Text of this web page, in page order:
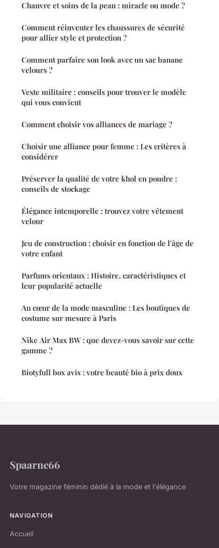
Chanvre et soins de la peau : miracle ou mode ?
Comment réinventer les chaussures de sécurité
pour allier style et protection ?
Comment parfaire son look avec un sac banane
velours ?
Veste militaire : conseils pour trouver le modèle
qui vous convient
Comment choisir vos alliances de mariage ?
Choisir une alliance pour femme : Les critères à
considérer
Préserver la qualité de votre khol en poudre :
conseils de stockage
Élégance intemporelle : trouvez votre vêtement
velour
Jeu de construction : choisir en fonction de l'âge de
votre enfant
Parfums orientaux : Histoire, caractéristiques et
leur popularité actuelle
Au cœur de la mode masculine : Les boutiques de
costume sur mesure à Paris
Nike Air Max BW : que devez-vous savoir sur cette
gamme ?
Biotyfull box avis : votre beauté bio à prix doux
Spaarne66
Votre magazine féminin dédié à la mode et l'élégance
NAVIGATION
Accueil